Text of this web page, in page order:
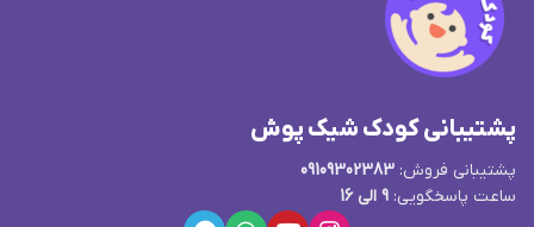
پشتیبانی کودک شیک پوش
پشتیبانی فروش: 09109302383
ساعت پاسخگویی: 9 الی 16